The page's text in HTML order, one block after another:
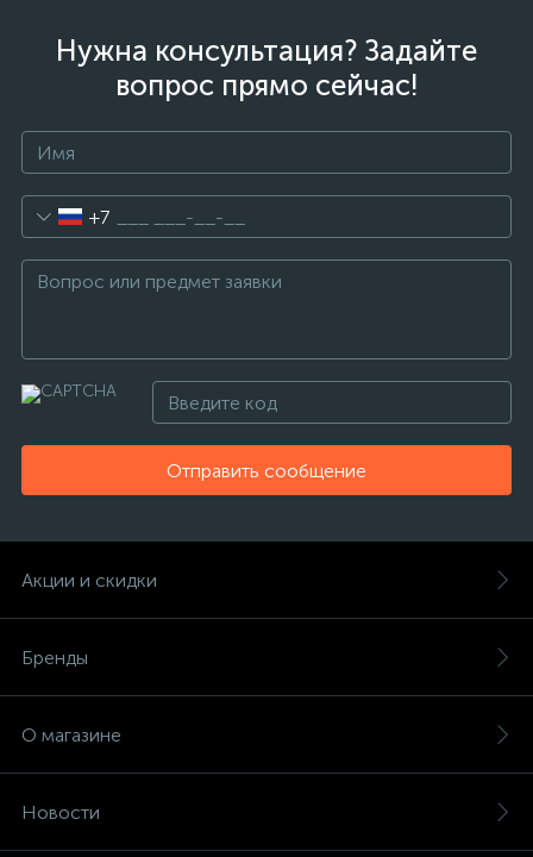
Нужна консультация? Задайте
вопрос прямо сейчас!
+7
Отправить сообщение
Акции и скидки
Бренды
О магазине
Новости